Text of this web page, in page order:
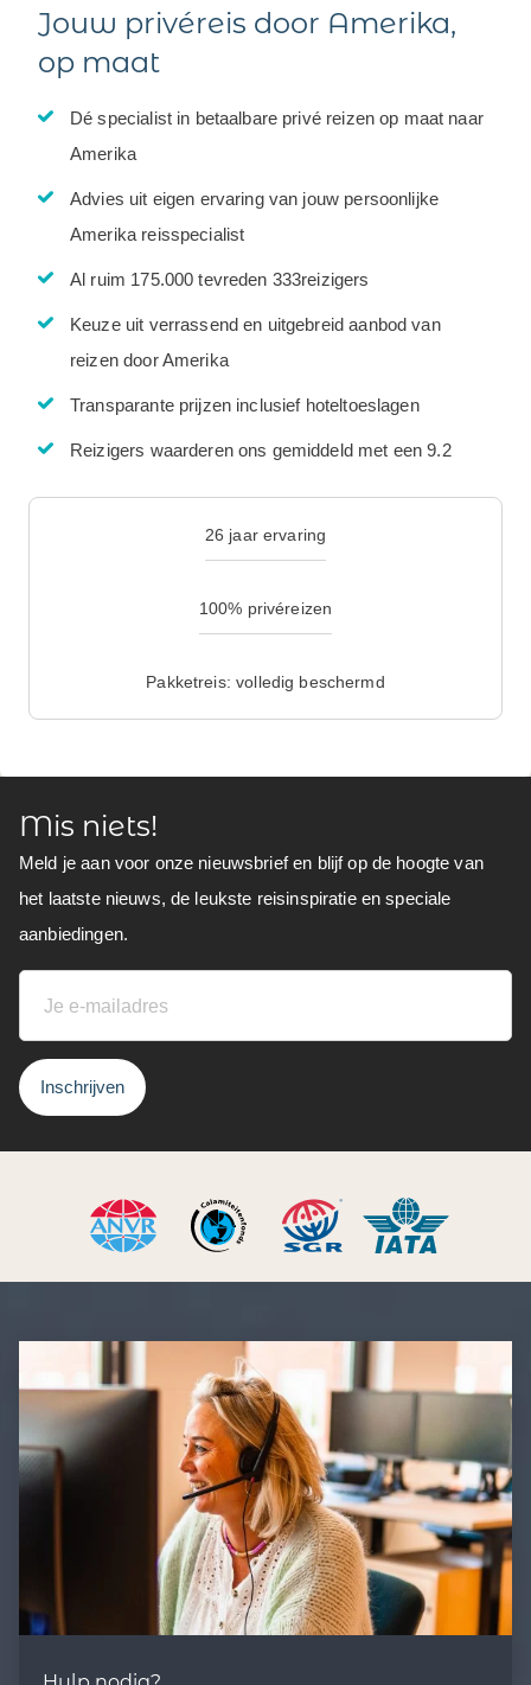
Jouw privéreis door Amerika,
op maat
Dé specialist in betaalbare privé reizen op maat naar
Amerika
Advies uit eigen ervaring van jouw persoonlijke
Amerika reisspecialist
Al ruim 175.000 tevreden 333reizigers
Keuze uit verrassend en uitgebreid aanbod van
reizen door Amerika
Transparante prijzen inclusief hoteltoeslagen
Reizigers waarderen ons gemiddeld met een 9.2
26 jaar ervaring
100% privéreizen
Pakketreis: volledig beschermd
Mis niets!
Meld je aan voor onze nieuwsbrief en blijf op de hoogte van
het laatste nieuws, de leukste reisinspiratie en speciale
aanbiedingen.
Inschrijven